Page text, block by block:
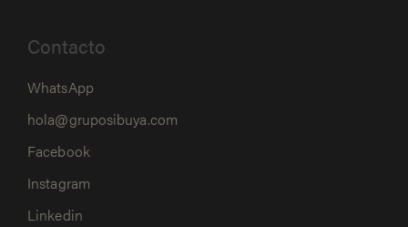
Contacto
WhatsApp
hola@gruposibuya.com
Facebook
Instagram
Linkedin